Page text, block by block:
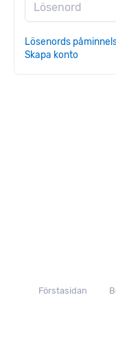
Lösenord
Lösenords
Skapa konto
Förstasidan